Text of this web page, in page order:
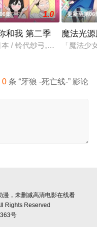
”秋山阶一郎的孙子秋山酱
集 1.0
和我 第二季
本 / 铃代纱弓,坂田将吾,谷
更新至第06
魔法光
「魔法
0 条 “牙狼 -死亡线-” 影论
漫，未删减高清电影在线看
Rights Reserved
号